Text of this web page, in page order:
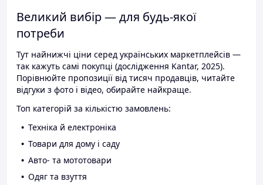
Великий вибір — для будь-якої
потреби
Тут найнижчі ціни серед українських маркетплейсів —
так кажуть самі покупці (дослідження Kantar, 2025).
Порівнюйте пропозиції від тисяч продавців, читайте
відгуки з фото і відео, обирайте найкраще.
Топ категорій за кількістю замовлень:
Техніка й електроніка
Товари для дому і саду
Авто- та мототовари
Одяг та взуття